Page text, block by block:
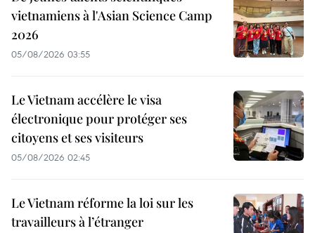
vietnamiens à l'Asian Science Camp
2026
05/08/2026 03:55
Le Vietnam accélère le visa
électronique pour protéger ses
citoyens et ses visiteurs
05/08/2026 02:45
Le Vietnam réforme la loi sur les
travailleurs à l’étranger